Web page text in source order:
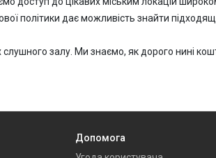
політики дає можливість знайти
залу. Ми знаємо, як дорого нині
Допомога